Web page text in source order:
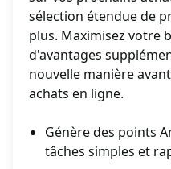
sélection étendue de
plus. Maximisez votre
d'avantages
nouvelle manière
achats en ligne.
Génère des points
tâches simples et